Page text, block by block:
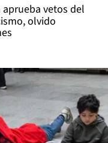
vetos del
olvido